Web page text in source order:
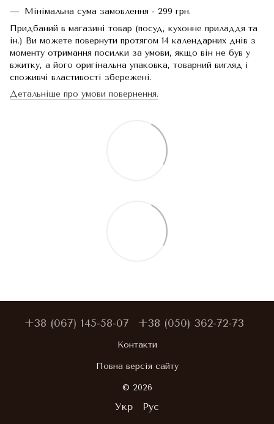
Мінімальна сума замовлення - 299 грн.
Придбаний в магазині товар (посуд, кухонне приладдя та
ін.) Ви можете повернути протягом 14 календарних днів з
моменту отримання посилки за умови, якщо він не був у
вжитку, а його оригінальна упаковка, товарний вигляд і
споживчі властивості збережені.
Детальніше про умови повернення.
+38 (067) 145-58-07 +38 (050) 362-72-73
Контакти
Повна версія сайту
© 2026
Укр Рус